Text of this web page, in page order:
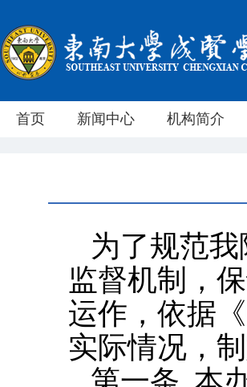
首页 新闻中心 机构简介
为了规范
监督机制，
运作，依据
实际情况，